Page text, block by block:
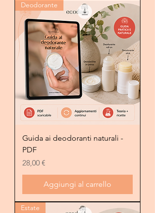
Deodorante
Guida ai deodoranti naturali -
PDF
Prezzo
28,00 €
Aggiungi al carrello
Estate